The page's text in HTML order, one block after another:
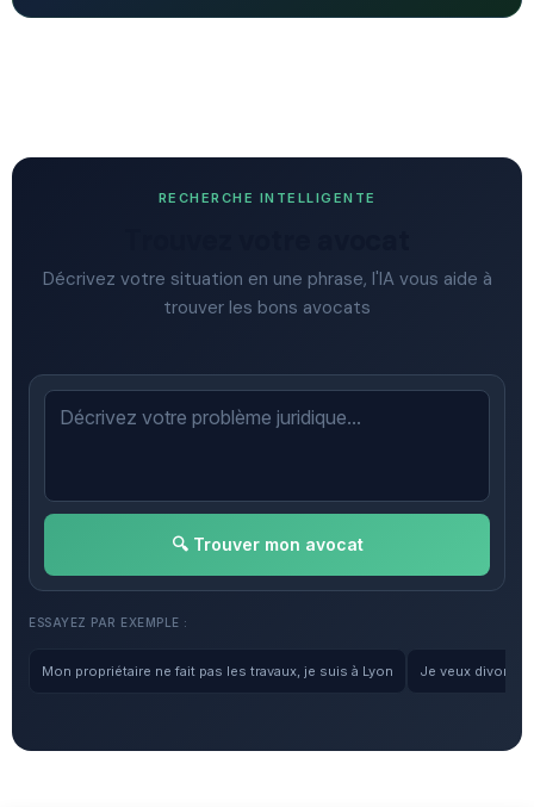
RECHERCHE INTELLIGENTE
Décrivez votre situation en une phrase, l'IA vous aide à
trouver les bons avocats
🔍 Trouver mon avocat
ESSAYEZ PAR EXEMPLE :
Mon propriétaire ne fait pas les travaux, je suis à Lyon Je veux